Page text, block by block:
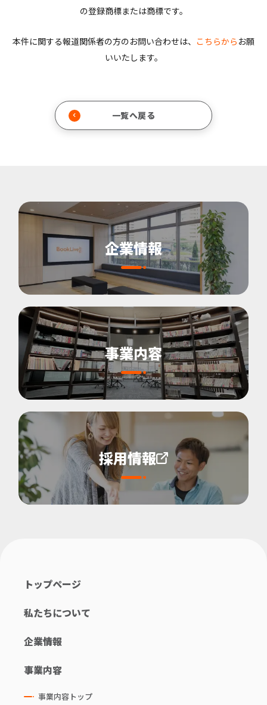
の登録商標または商標です。
本件に関する報道関係者の方のお問い合わせは、 こちらから お願
いいたします。
一覧へ戻る
企業情報
事業内容
採用情報
トップページ
私たちについて
企業情報
事業内容
事業内容トップ